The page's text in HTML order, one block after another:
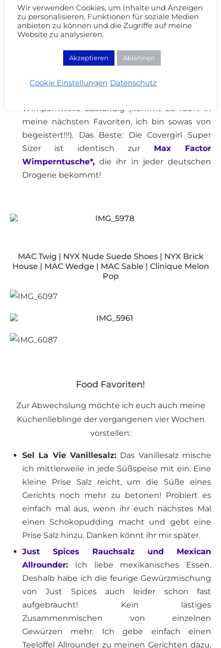
Covergirl Super Sizer Mascara:WOW, was für
eine Bomben Mascara! Verlängerung,
Holy Grail! Die Super Sizer macht einfach
gigantische Wimpern, da pfeiffe ich auf den
„Natural Lash Look“. Für den Schwung ist bei
Wimpernwelle zuständig (kommt zu 100% in
meine nächsten Favoriten, ich bin sowas von
begeistert!!!). Das Beste: Die Covergirl Super
Sizer ist identisch zur Max Factor
Wimperntusche*, die ihr in jeder deutschen
Drogerie bekommt!
MAC Twig | NYX Nude Suede Shoes | NYX Brick
House | MAC Wedge | MAC Sable | Clinique Melon
Pop
Food Favoriten!
Zur Abwechslung möchte ich euch auch meine
Küchenlieblinge der vergangenen vier Wochen
vorstellen:
Sel La Vie Vanillesalz: Das Vanillesalz mische
ich mittlerweile in jede Süßspeise mit ein. Eine
kleine Prise Salz reicht, um die Süße eines
Gerichts noch mehr zu betonen! Probiert es
einfach mal aus, wenn ihr euch nächstes Mal
einen Schokopudding macht und gebt eine
Prise Salz hinzu. Danken könnt ihr mir später.
Just Spices Rauchsalz und Mexican
Allrounder: Ich liebe mexikanisches Essen.
Deshalb habe ich die feurige Gewürzmischung
von Just Spices auch leider schon fast
aufgebraucht! Kein lästiges
Zusammenmischen von einzelnen
Gewürzen mehr. Ich gebe einfach einen
Teelöffel Allrounder zu meinen Gerichten dazu,
Wir verwenden Cookies, um Inhalte und Anzeigen
zu personalisieren, Funktionen für soziale Medien
anbieten zu können und die Zugriffe auf meine
Website zu analysieren.
Akzeptieren Ablehnen
Cookie Einstellungen Datenschutz